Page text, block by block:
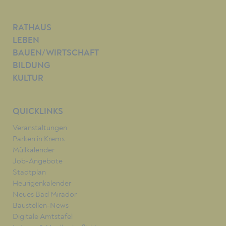
RATHAUS
LEBEN
BAUEN/WIRTSCHAFT
BILDUNG
KULTUR
QUICKLINKS
Veranstaltungen
Parken in Krems
Müllkalender
Job-Angebote
Stadtplan
Heurigenkalender
Neues Bad Mirador
Baustellen-News
Digitale Amtstafel